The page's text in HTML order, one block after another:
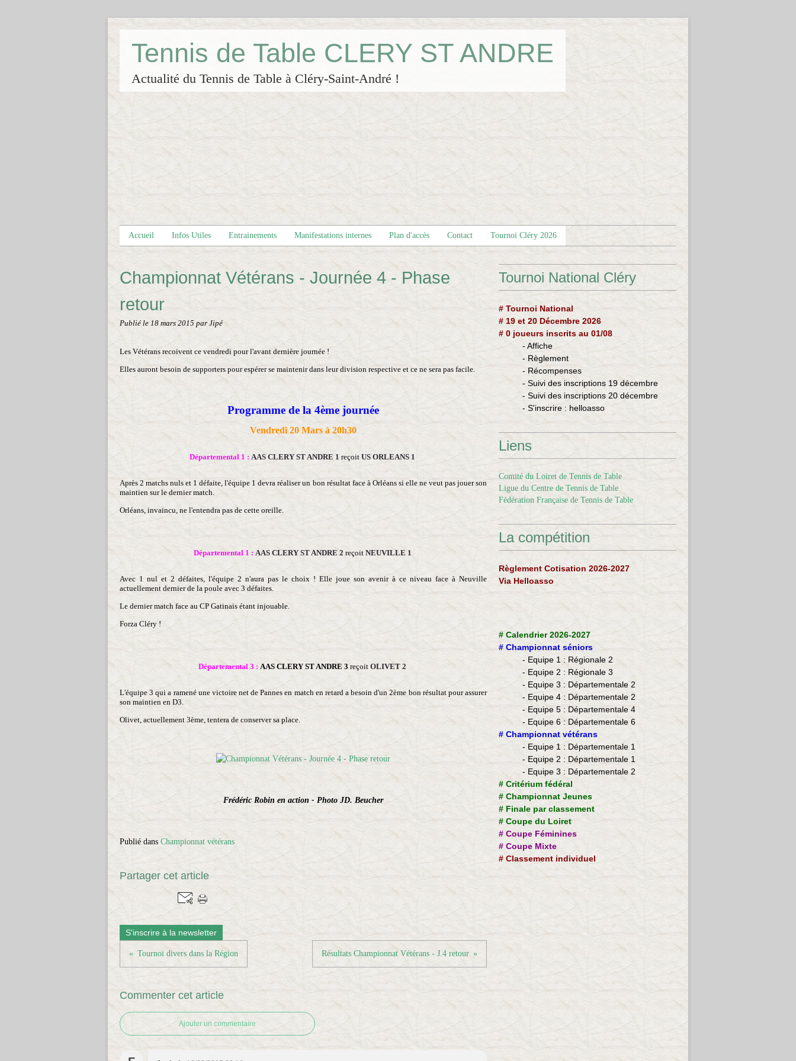
Tennis de Table CLERY ST ANDRE
Actualité du Tennis de Table à Cléry-Saint-André !
Accueil Infos Utiles Entrainements Manifestations internes Plan d'accès Contact Tournoi Cléry 2026
Championnat Vétérans - Journée 4 - Phase
retour
Publié le 18 mars 2015 par Jipé
Les Vétérans recoivent ce vendredi pour l'avant dernière journée !
Elles auront besoin de supporters pour espérer se maintenir dans leur division respective et ce ne sera pas facile.
Programme de la 4ème journée
Vendredi 20 Mars à 20h30
Départemental 1 : AAS CLERY ST ANDRE 1 reçoit US ORLEANS 1
Après 2 matchs nuls et 1 défaite, l'équipe 1 devra réaliser un bon résultat face à Orléans si elle ne veut pas jouer son
maintien sur le dernier match.
Orléans, invaincu, ne l'entendra pas de cette oreille.
Départemental 1 : AAS CLERY ST ANDRE 2 reçoit NEUVILLE 1
Avec 1 nul et 2 défaites, l'équipe 2 n'aura pas le choix ! Elle joue son avenir à ce niveau face à Neuville
actuellement dernier de la poule avec 3 défaites.
Le dernier match face au CP Gatinais étant injouable.
Forza Cléry !
Départemental 3 : AAS CLERY ST ANDRE 3 reçoit OLIVET 2
L'équipe 3 qui a ramené une victoire net de Pannes en match en retard a besoin d'un 2ème bon résultat pour assurer
son maintien en D3.
Olivet, actuellement 3ème, tentera de conserver sa place.
Frédéric Robin en action - Photo JD. Beucher
Publié dans Championnat vétérans
Partager cet article
S'inscrire à la newsletter
Tournoi divers dans la Région Résultats Championnat Vétérans - J.4 retour
Commenter cet article
Ajouter un commentaire
Tournoi National Cléry
# Tournoi National
# 19 et 20 Décembre 2026
# 0 joueurs inscrits au 01/08
- Affiche
- Règlement
- Récompenses
- Suivi des inscriptions 19 décembre
- Suivi des inscriptions 20 décembre
- S'inscrire : helloasso
Liens
Comité du Loiret de Tennis de Table
Ligue du Centre de Tennis de Table
Fédération Française de Tennis de Table
La compétition
Règlement Cotisation 2026-2027
Via Helloasso
# Calendrier 2026-2027
# Championnat séniors
- Equipe 1 : Régionale 2
- Equipe 2 : Régionale 3
- Equipe 3 : Départementale 2
- Equipe 4 : Départementale 2
- Equipe 5 : Départementale 4
- Equipe 6 : Départementale 6
​# Championnat vétérans
- ​Equipe 1 : Départementale 1
- Equipe 2 : Départementale 1
- Equipe 3 : Départementale 2
# Critérium fédéral
# Championnat Jeunes
# Finale par classement
# Coupe du Loiret
# Coupe Féminines
# Coupe Mixte
#Classement individuel